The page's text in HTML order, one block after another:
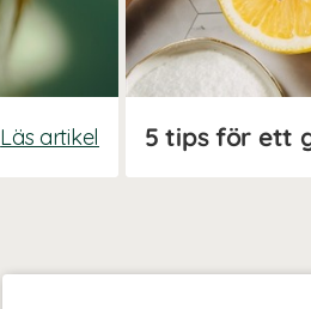
Läs artikel 5 tips för ett